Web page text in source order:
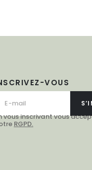
VOUS
vous inscrivant vous
RGPD.